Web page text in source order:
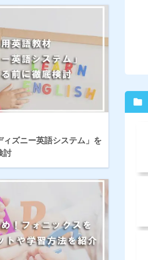
ズニー英語システム」を
討